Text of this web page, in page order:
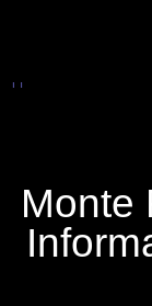
Monte